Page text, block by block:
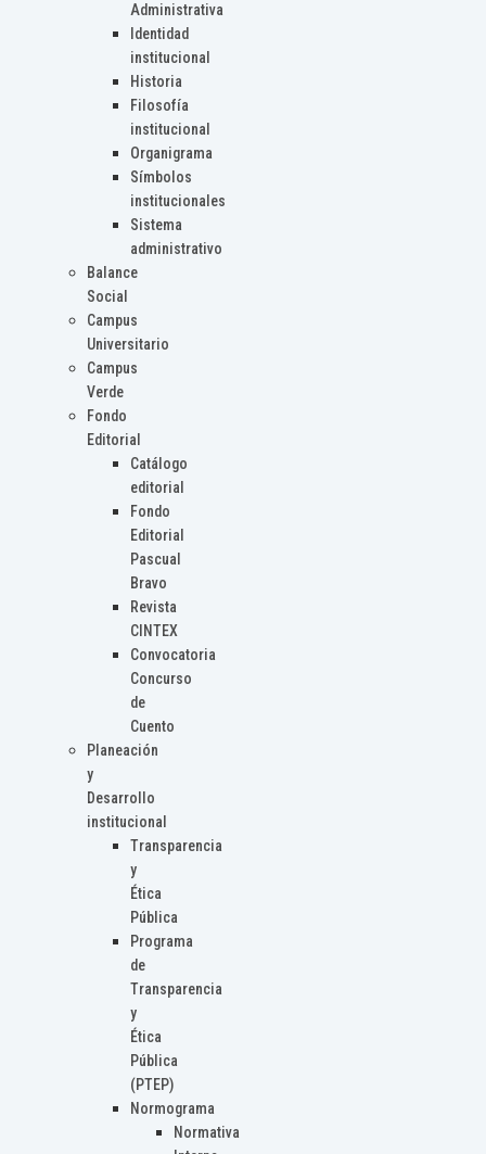
Administrativa
Identidad
institucional
Historia
Filosofía
institucional
Organigrama
Símbolos
institucionales
Sistema
administrativo
Balance
Social
Campus
Universitario
Campus
Verde
Fondo
Editorial
Catálogo
editorial
Fondo
Editorial
Pascual
Bravo
Revista
CINTEX
Convocatoria
Concurso
de
Cuento
Planeación
y
Desarrollo
institucional
Transparencia
y
Ética
Pública
Programa
de
Transparencia
y
Ética
Pública
(PTEP)
Normograma
Normativa